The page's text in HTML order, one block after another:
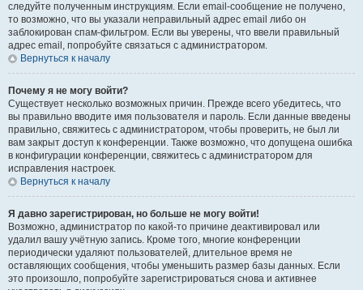
следуйте полученным инструкциям. Если email-сообщение не получено,
то возможно, что вы указали неправильный адрес email либо он
заблокирован спам-фильтром. Если вы уверены, что ввели правильный
адрес email, попробуйте связаться с администратором.
Вернуться к началу
Почему я не могу войти?
Существует несколько возможных причин. Прежде всего убедитесь, что
вы правильно вводите имя пользователя и пароль. Если данные введены
правильно, свяжитесь с администратором, чтобы проверить, не был ли
вам закрыт доступ к конференции. Также возможно, что допущена ошибка
в конфигурации конференции, свяжитесь с администратором для
исправления настроек.
Вернуться к началу
Я давно зарегистрирован, но больше не могу войти!
Возможно, администратор по какой-то причине деактивировал или
удалил вашу учётную запись. Кроме того, многие конференции
периодически удаляют пользователей, длительное время не
оставляющих сообщения, чтобы уменьшить размер базы данных. Если
это произошло, попробуйте зарегистрироваться снова и активнее